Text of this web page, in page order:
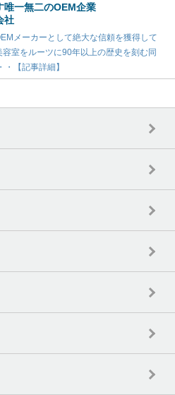
唯一無二のOEM企業
社
メーカーとして絶大な信頼を獲得して
容室をルーツに90年以上の歴史を刻む同
【記事詳細】